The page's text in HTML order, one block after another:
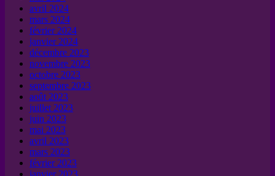
avril 2024
mars 2024
février 2024
janvier 2024
décembre 2023
novembre 2023
octobre 2023
septembre 2023
août 2023
juillet 2023
juin 2023
mai 2023
avril 2023
mars 2023
février 2023
janvier 2023